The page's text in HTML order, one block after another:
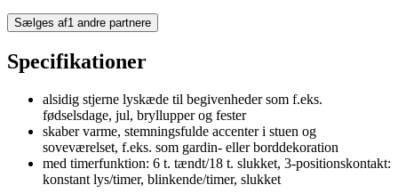
Sælges af1 andre partnere
Specifikationer
alsidig stjerne lyskæde til begivenheder som f.eks.
fødselsdage, jul, bryllupper og fester
skaber varme, stemningsfulde accenter i stuen og
soveværelset, f.eks. som gardin- eller borddekoration
med timerfunktion: 6 t. tændt/18 t. slukket, 3-positionskontakt:
konstant lys/timer, blinkende/timer, slukket